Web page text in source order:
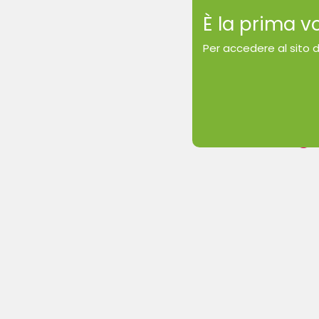
È la prima
Per accedere al sito